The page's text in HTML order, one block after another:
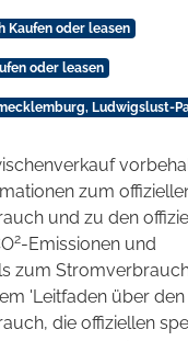
Kaufen oder leasen
oder leasen
Ludwigslust-
zum
und zu den
2-Emissionen und
zum
'Leitfaden über
die offiziellen